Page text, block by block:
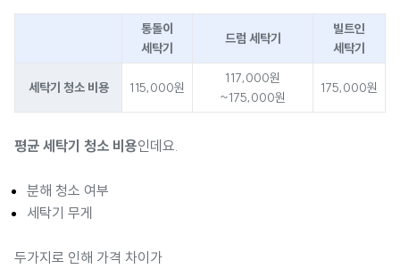
통돌이
세탁기
드럼 세탁기
빌트인
세탁기
세탁기 청소 비용 115,000원
117,000원
~175,000원
175,000원
평균 세탁기 청소 비용인데요.
분해 청소 여부
세탁기 무게
두가지로 인해 가격 차이가